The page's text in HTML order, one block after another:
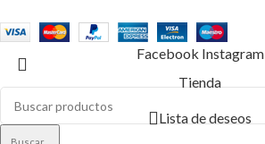
Facebook Instagram
Tienda
Lista de deseos